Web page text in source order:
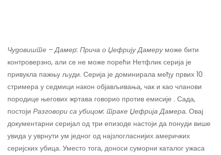
Чудовиште – Дамер: Прича о Џефрију Дамеруможе бити
контроверзно, али се не може порећи Нетфлик серија је
привукла пажњу људи. Серија је доминирала међу првих 10
стримера у седмици након објављивања, чак и као чланови
породице његових жртава говорио против емисије . Сада,
постоји Разговори са убицом: траке Џефрија Дамера. Овај
документарни серијал од три епизоде ​​настоји да понуди више
увида у уврнути ум једног од најзлогласнијих америчких
серијских убица. Уместо тога, доноси суморни каталог ужаса